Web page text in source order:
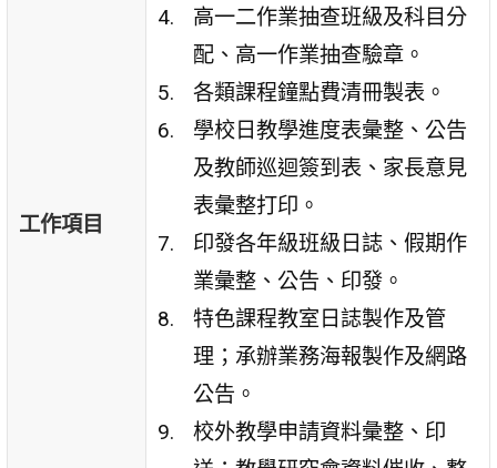
工作項目
高一二作業抽查班級及科目分
配、高一作業抽查驗章。
各類課程鐘點費清冊製表。
學校日教學進度表彙整、公告
及教師巡迴簽到表、家長意見
表彙整打印。
印發各年級班級日誌、假期作
業彙整、公告、印發。
特色課程教室日誌製作及管
理；承辦業務海報製作及網路
公告。
校外教學申請資料彙整、印